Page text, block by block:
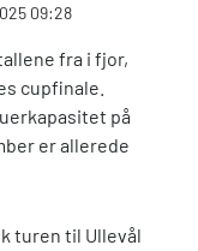
09:28
fra i fjor,
cupfinale.
på
er allerede
turen til Ullevål